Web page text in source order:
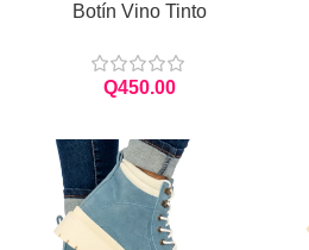
Botín Vino Tinto
Q